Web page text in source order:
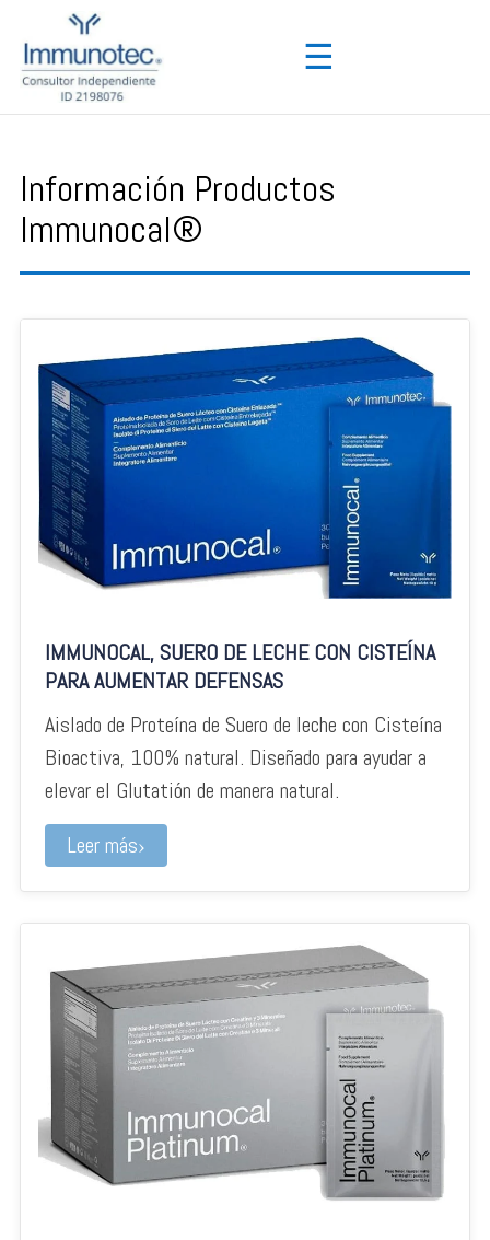
☰
Información Productos
Immunocal®
IMMUNOCAL, SUERO DE LECHE CON CISTEÍNA
PARA AUMENTAR DEFENSAS
Aislado de Proteína de Suero de leche con Cisteína
Bioactiva, 100% natural. Diseñado para ayudar a
elevar el Glutatión de manera natural.
Leer más